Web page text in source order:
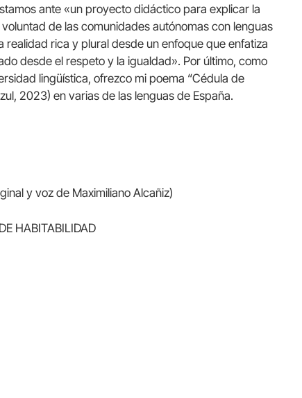
ante «un proyecto didáctico para explicar la
de las comunidades autónomas con lenguas
rica y plural desde un enfoque que enfatiza
desde el respeto y la igualdad». Por último, como
lingüística, ofrezco mi poema “Cédula de
2023) en varias de las lenguas de España.
y voz de Maximiliano Alcañiz)
HABITABILIDAD